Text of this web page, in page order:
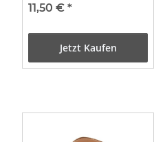
11,50 € *
Jetzt Kaufen